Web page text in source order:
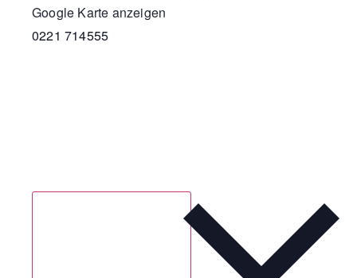
Google Karte anzeigen
0221 714555